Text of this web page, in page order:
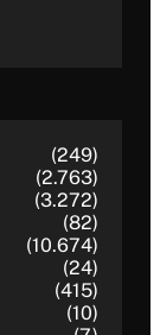
(249)
(2.763)
(3.272)
(82)
(10.674)
(24)
(415)
(10)